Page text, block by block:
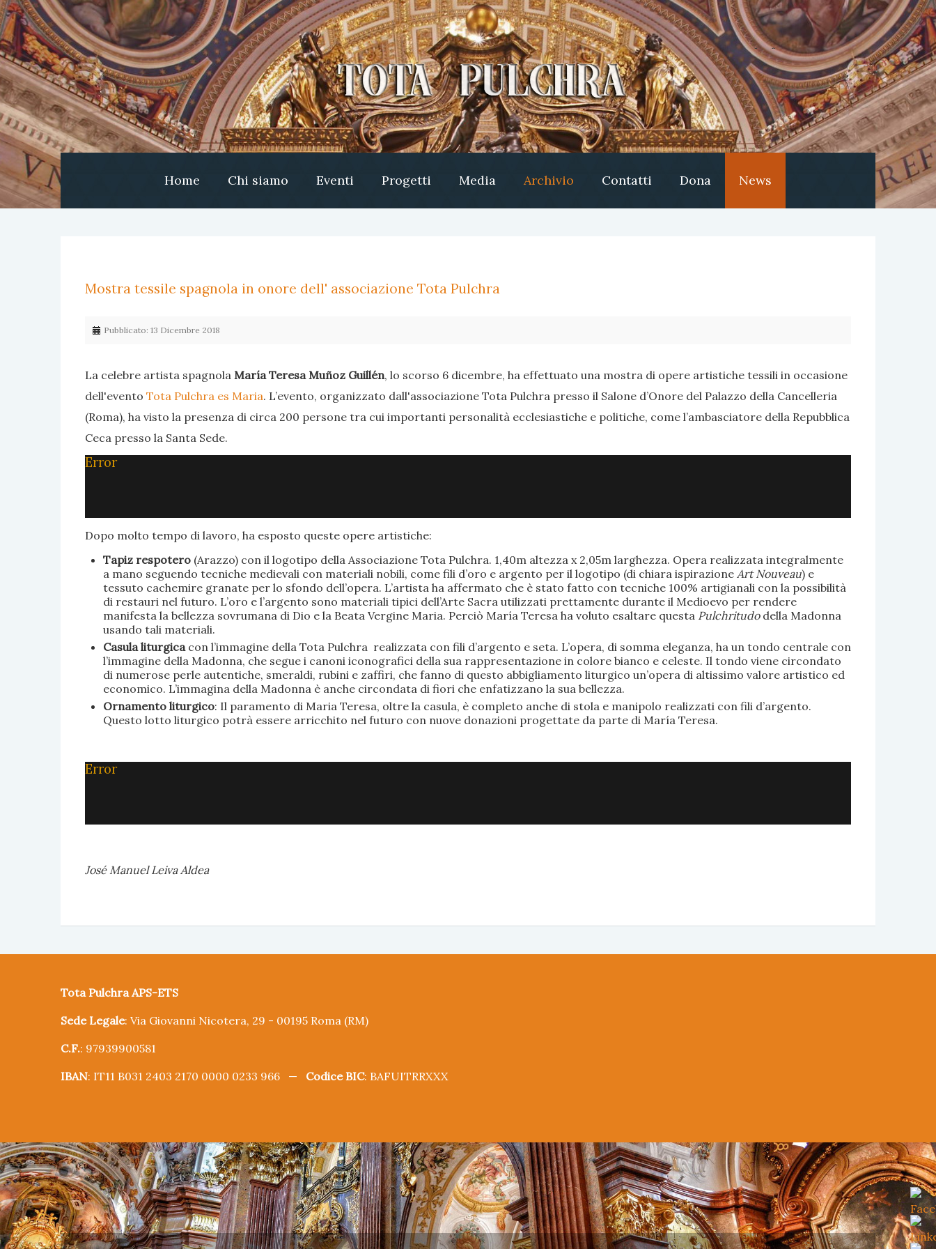
Home Chi siamo Eventi Progetti Media Archivio Contatti Dona News
Mostra tessile spagnola in onore dell' associazione Tota Pulchra
Pubblicato: 13 Dicembre 2018
La celebre artista spagnola María Teresa Muñoz Guillén, lo scorso 6 dicembre, ha effettuato una mostra di opere artistiche tessili in occasione
dell'evento Tota Pulchra es Maria. L’evento, organizzato dall'associazione Tota Pulchra presso il Salone d’Onore del Palazzo della Cancelleria
(Roma), ha visto la presenza di circa 200 persone tra cui importanti personalità ecclesiastiche e politiche, come l’ambasciatore della Repubblica
Ceca presso la Santa Sede.
Error
Dopo molto tempo di lavoro, ha esposto queste opere artistiche:
Tapiz respotero(Arazzo) con il logotipo della Associazione Tota Pulchra. 1,40m altezza x 2,05m larghezza. Opera realizzata integralmente
a mano seguendo tecniche medievali con materiali nobili, come fili d’oro e argento per il logotipo (di chiara ispirazione Art Nouveau) e
tessuto cachemire granate per lo sfondo dell’opera. L’artista ha affermato che è stato fatto con tecniche 100% artigianali con la possibilità
di restauri nel futuro. L’oro e l’argento sono materiali tipici dell’Arte Sacra utilizzati prettamente durante il Medioevo per rendere
manifesta la bellezza sovrumana di Dio e la Beata Vergine Maria. Perciò María Teresa ha voluto esaltare questa Pulchritudo della Madonna
usando tali materiali.
Casula liturgica con l’immagine della Tota Pulchra realizzata con fili d’argento e seta. L’opera, di somma eleganza, ha un tondo centrale con
l’immagine della Madonna, che segue i canoni iconografici della sua rappresentazione in colore bianco e celeste. Il tondo viene circondato
di numerose perle autentiche, smeraldi, rubini e zaffiri, che fanno di questo abbigliamento liturgico un’opera di altissimo valore artistico ed
economico. L’immagina della Madonna è anche circondata di fiori che enfatizzano la sua bellezza.
Ornamento liturgico: Il paramento di Maria Teresa, oltre la casula, è completo anche di stola e manipolo realizzati con fili d’argento.
Questo lotto liturgico potrà essere arricchito nel futuro con nuove donazioni progettate da parte di María Teresa.
Error
José Manuel Leiva Aldea
Tota Pulchra APS-ETS
Sede Legale: Via Giovanni Nicotera, 29 - 00195 Roma (RM)
C.F.: 97939900581
IBAN: IT11 B031 2403 2170 0000 0233 966 — Codice BIC: BAFUITRRXXX